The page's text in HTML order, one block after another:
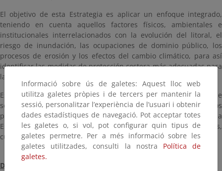
El objetivo de esta Estrategia es aplicar un enfoque integrado,
teniendo en cuenta aquellos factores físicos, ambientales e
institucionales interrelacionados con la evolución del litoral, el
riesgo de inundación, las ocupaciones de dominio público, los
procesos de erosión y los efectos del cambio climático, para así
identificar las medidas de protección costera más adecuadas para
las Islas Baleares.
Esta Estrategia será la herramienta de planificación sobre la que
se basarán las actuaciones en el litoral de Baleares en los
próximos años. Las medidas propuestas y priorizadas en la
Estrategia se desarrollarán en el futuro en proyectos concretos,
cumpliendo en todo caso con las máximas cautelas ambientales.
Descarga de documentación
Informació sobre ús de galetes: Aquest lloc web
utilitza galetes pròpies i de tercers per mantenir la
sessió, personalitzar l’experiència de l’usuari i obtenir
dades estadístiques de navegació. Pot acceptar totes
les galetes o, si vol, pot configurar quin tipus de
galetes permetre. Per a més informació sobre les
galetes utilitzades, consulti la nostra Política de
galetes.